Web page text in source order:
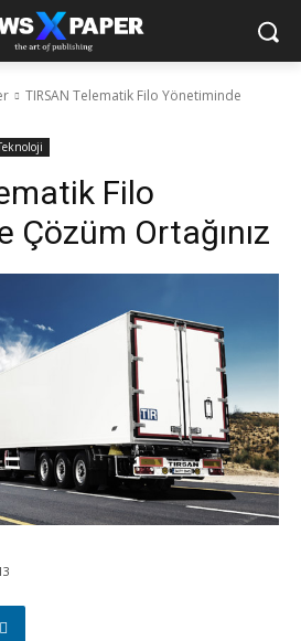
TIRSAN Telematik Filo Yönetiminde
Filo
Çözüm Ortağınız